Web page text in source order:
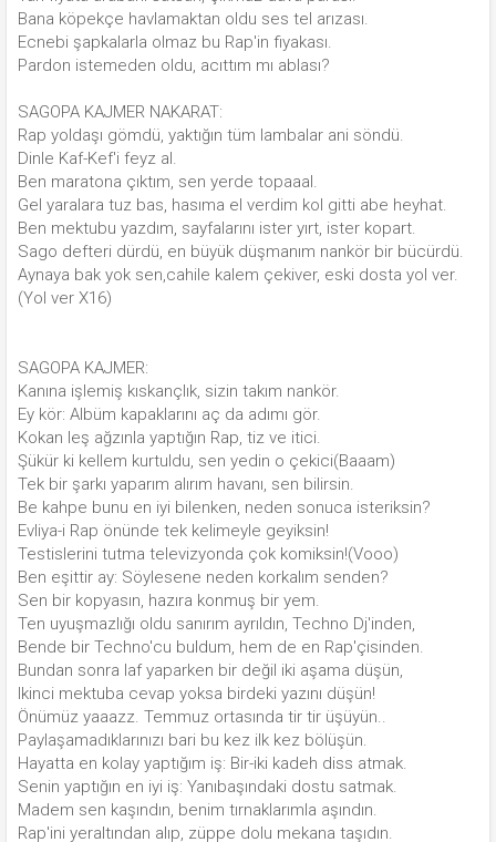
Bana köpekçe havlamaktan oldu ses tel arızası.
Ecnebi şapkalarla olmaz bu Rap'in fiyakası.
Pardon istemeden oldu, acıttım mı ablası?
SAGOPA KAJMER NAKARAT:
Rap yoldaşı gömdü, yaktığın tüm lambalar ani söndü.
Dinle Kaf-Kef'i feyz al.
Ben maratona çıktım, sen yerde topaaal.
Gel yaralara tuz bas, hasıma el verdim kol gitti abe heyhat.
Ben mektubu yazdım, sayfalarını ister yırt, ister kopart.
Sago defteri dürdü, en büyük düşmanım nankör bir bücürdü.
Aynaya bak yok sen,cahile kalem çekiver, eski dosta yol ver.
(Yol ver X16)
SAGOPA KAJMER:
Kanına işlemiş kıskançlık, sizin takım nankör.
Ey kör: Albüm kapaklarını aç da adımı gör.
Kokan leş ağzınla yaptığın Rap, tiz ve itici.
Şükür ki kellem kurtuldu, sen yedin o çekici(Baaam)
Tek bir şarkı yaparım alırım havanı, sen bilirsin.
Be kahpe bunu en iyi bilenken, neden sonuca isteriksin?
Evliya-i Rap önünde tek kelimeyle geyiksin!
Testislerini tutma televizyonda çok komiksin!(Vooo)
Ben eşittir ay: Söylesene neden korkalım senden?
Sen bir kopyasın, hazıra konmuş bir yem.
Ten uyuşmazlığı oldu sanırım ayrıldın, Techno Dj'inden,
Bende bir Techno'cu buldum, hem de en Rap'çisinden.
Bundan sonra laf yaparken bir değil iki aşama düşün,
Ikinci mektuba cevap yoksa birdeki yazını düşün!
Önümüz yaaazz. Temmuz ortasında tir tir üşüyün..
Paylaşamadıklarınızı bari bu kez ilk kez bölüşün.
Hayatta en kolay yaptığım iş: Bir-iki kadeh diss atmak.
Senin yaptığın en iyi iş: Yanıbaşındaki dostu satmak.
Madem sen kaşındın, benim tırnaklarımla aşındın.
Rap'ini yeraltından alıp, züppe dolu mekana taşıdın.